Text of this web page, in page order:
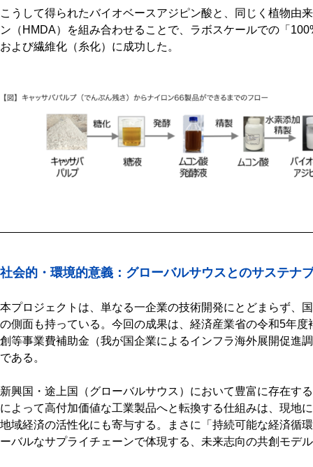
こうして得られたバイオベースアジピン酸と、同じく植物由
ン（HMDA）を組み合わせることで、ラボスケールでの「
および繊維化（糸化）に成功した。
社会的・環境的意義：グローバルサウスとのサステナ
本プロジェクトは、単なる一企業の技術開発にとどまらず、
の側面も持っている。今回の成果は、経済産業省の令和5年
創等事業費補助金（我が国企業によるインフラ海外展開促進
である。
新興国・途上国（グローバルサウス）において豊富に存在す
によって高付加価値な工業製品へと転換する仕組みは、現地
地域経済の活性化にも寄与する。まさに「持続可能な経済循
ーバルなサプライチェーンで体現する、未来志向の共創モデ